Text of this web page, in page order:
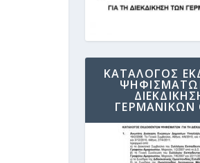
ΚΑΤΑΛΟΓΟΣ
ΓΕΡΜΑΝΙΚΩΝ